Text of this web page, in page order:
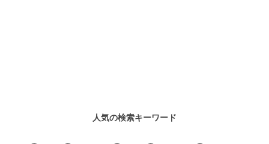
人気の検索キーワード